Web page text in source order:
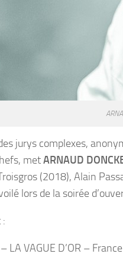
jurys complexes,
metARNAUD
(2018), Alain
lors de la soirée
LA VAGUE D’OR – France